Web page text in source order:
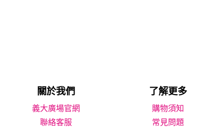
關於我們 了解更多
義大廣場官網
購物須知
聯絡客服
常見問題